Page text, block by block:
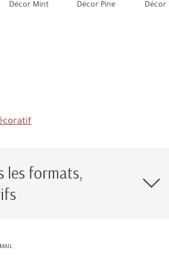
Décor Mint Décor Pine Décor
les formats,